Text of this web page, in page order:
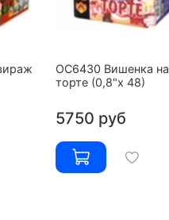
ОС6430 Вишенка на
торте (0,8"х 48)
5750 руб